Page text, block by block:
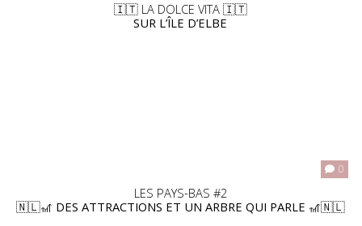
🇮🇹 LA DOLCE VITA 🇮🇹
SUR L’ÎLE D’ELBE
0
LES PAYS-BAS #2
🇳🇱🎢 DES ATTRACTIONS ET UN ARBRE QUI PARLE 🎢🇳🇱